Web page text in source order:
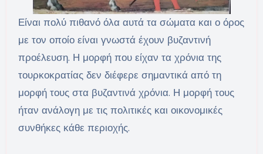
Είναι πολύ πιθανό όλα αυτά τα σώματα και ο όρος
με τον οποίο είναι γνωστά έχουν βυζαντινή
προέλευση. Η μορφή που είχαν τα χρόνια της
τουρκοκρατίας δεν διέφερε σημαντικά από τη
μορφή τους στα βυζαντινά χρόνια. Η μορφή τους
ήταν ανάλογη με τις πολιτικές και οικονομικές
συνθήκες κάθε περιοχής.